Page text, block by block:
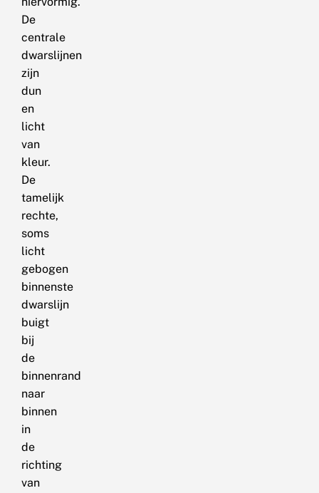
De
centrale
dwarslijnen
zijn
dun
en
licht
van
kleur.
De
tamelijk
rechte,
soms
licht
gebogen
binnenste
dwarslijn
buigt
bij
de
binnenrand
naar
binnen
in
de
richting
van